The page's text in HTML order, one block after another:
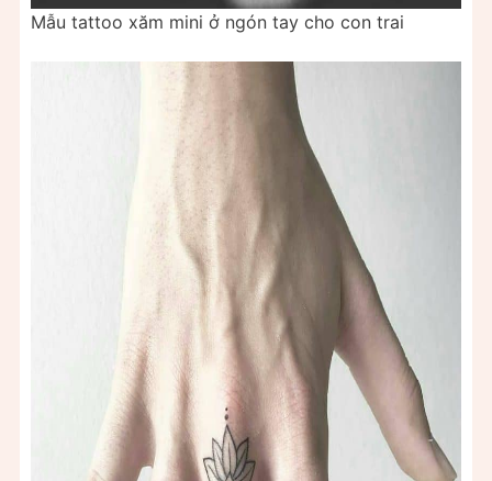
Mẫu tattoo xăm mini ở ngón tay cho con trai